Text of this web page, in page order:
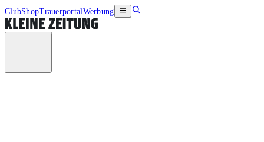
ClubShopTrauerportalWerbung